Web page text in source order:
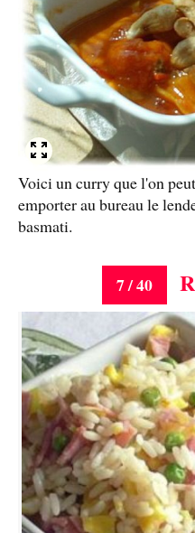
Voici un curry que l'on
emporter au bureau le
basmati.
7 / 40